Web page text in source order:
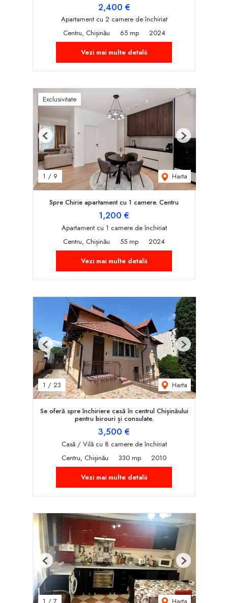
2,400 €
Apartament cu 2 camere de închiriat
Centru, Chișinău
65 mp
2024
Vezi mai multe detalii
Exclusivitate
1 / 9 Harta
Previous Next
Spre Chirie apartament cu 1 camere. Centru
1,200 €
Apartament cu 1 camere de închiriat
Centru, Chișinău
55 mp
2024
Vezi mai multe detalii
1 / 23 Harta
Previous Next
Se oferă spre închiriere casă în centrul Chișinăului
pentru birouri și consulate.
3,500 €
Casă / Vilă cu 8 camere de închiriat
Centru, Chișinău
330 mp
2010
Vezi mai multe detalii
Previous Next